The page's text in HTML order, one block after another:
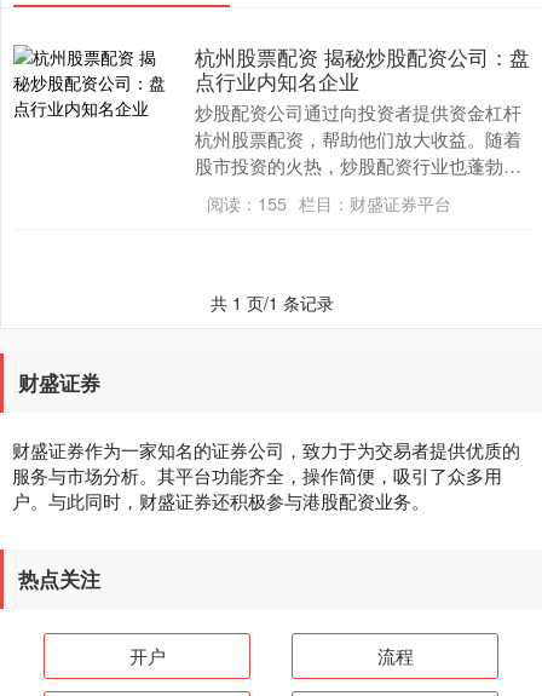
杭州股票配资 揭秘炒股配资公司：盘
点行业内知名企业
炒股配资公司通过向投资者提供资金杠杆
杭州股票配资，帮助他们放大收益。随着
股市投资的火热，炒股配资行业也蓬勃发
展。 1. 学习基础知识：在开始炒股配资之
前，确保您....
阅读： 155 栏目： 财盛证券平台
共 1 页/1 条记录
财盛证券
财盛证券作为一家知名的证券公司，致力于为交易者提供优质的
服务与市场分析。其平台功能齐全，操作简便，吸引了众多用
户。与此同时，财盛证券还积极参与港股配资业务。
热点关注
开户 流程